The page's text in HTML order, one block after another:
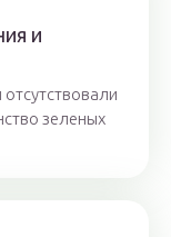
и
зеленых